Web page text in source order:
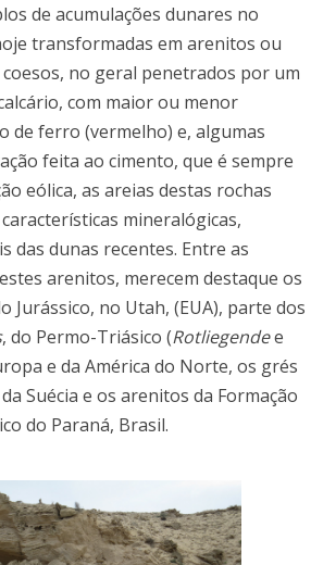
de acumulações dunares no
transformadas em arenitos ou
no geral penetrados por um
com maior ou menor
de ferro (vermelho) e, algumas
feita ao cimento, que é sempre
eólica, as areias destas rochas
mineralógicas,
das dunas recentes. Entre as
arenitos, merecem destaque os
Jurássico, no Utah, (EUA), parte dos
, do Permo-Triásico (Rotliegendee
e da América do Norte, os grés
Suécia e os arenitos da Formação
do Paraná, Brasil.